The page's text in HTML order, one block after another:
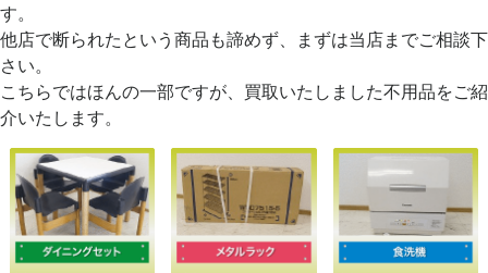
す。
他店で断られたという商品も諦めず、まずは当店までご相談下
さい。
こちらではほんの一部ですが、買取いたしました不用品をご紹
介いたします。